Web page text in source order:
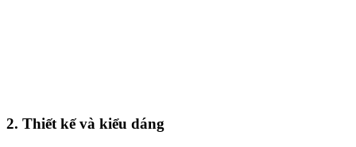
2. Thiết kế và kiểu dáng